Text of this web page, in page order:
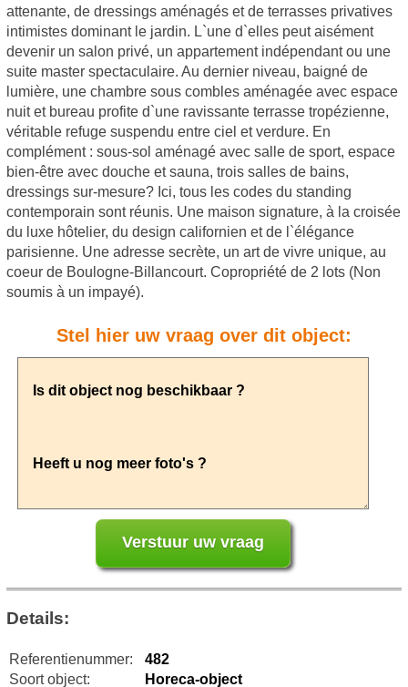
attenante, de dressings aménagés et de terrasses privatives
intimistes dominant le jardin. L`une d`elles peut aisément
devenir un salon privé, un appartement indépendant ou une
suite master spectaculaire. Au dernier niveau, baigné de
lumière, une chambre sous combles aménagée avec espace
nuit et bureau profite d`une ravissante terrasse tropézienne,
véritable refuge suspendu entre ciel et verdure. En
complément : sous-sol aménagé avec salle de sport, espace
bien-être avec douche et sauna, trois salles de bains,
dressings sur-mesure? Ici, tous les codes du standing
contemporain sont réunis. Une maison signature, à la croisée
du luxe hôtelier, du design californien et de l`élégance
parisienne. Une adresse secrète, un art de vivre unique, au
coeur de Boulogne-Billancourt. Copropriété de 2 lots (Non
soumis à un impayé).
Stel hier uw vraag over dit object:
Details:
Referentienummer:
482
Soort object:
Horeca-object